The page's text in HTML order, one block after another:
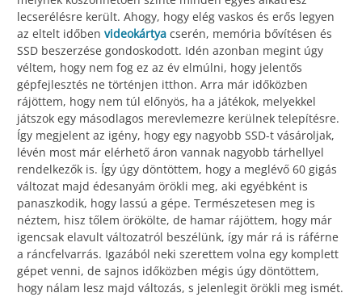
lecserélésre került. Ahogy, hogy elég vaskos és erős legyen
az eltelt időben videokártya cserén, memória bővítésen és
SSD beszerzése gondoskodott. Idén azonban megint úgy
véltem, hogy nem fog ez az év elmúlni, hogy jelentős
gépfejlesztés ne történjen itthon. Arra már időközben
rájöttem, hogy nem túl előnyös, ha a játékok, melyekkel
játszok egy másodlagos merevlemezre kerülnek telepítésre.
Így megjelent az igény, hogy egy nagyobb SSD-t vásároljak,
lévén most már elérhető áron vannak nagyobb tárhellyel
rendelkezők is. Így úgy döntöttem, hogy a meglévő 60 gigás
változat majd édesanyám örökli meg, aki egyébként is
panaszkodik, hogy lassú a gépe. Természetesen meg is
néztem, hisz tőlem örökölte, de hamar rájöttem, hogy már
igencsak elavult változatról beszélünk, így már rá is ráférne
a ráncfelvarrás. Igazából neki szerettem volna egy komplett
gépet venni, de sajnos időközben mégis úgy döntöttem,
hogy nálam lesz majd változás, s jelenlegit örökli meg ismét.